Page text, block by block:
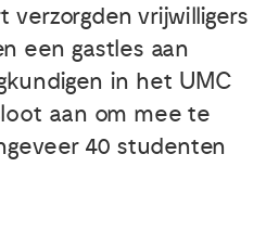
verzorgden vrijwilligers
een gastles aan
in het UMC
aan om mee te
40 studenten